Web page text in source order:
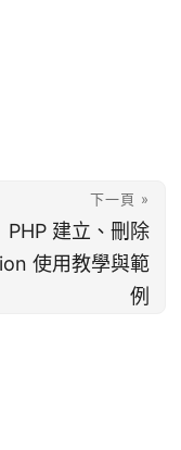
下一頁 »
PHP 建立、刪除
使用教學與範
例